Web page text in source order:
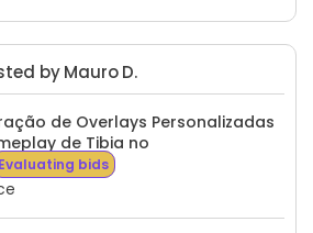
by Mauro D.
de Overlays Personalizadas
de Tibia no
Evaluating bids